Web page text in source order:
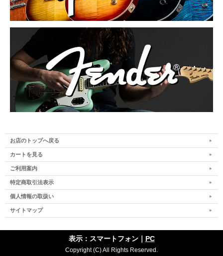
お店のトップへ戻る
カートを見る
ご利用案内
特定商取引法表示
個人情報の取扱い
サイトマップ
表示：スマートフォン｜ PC
Copyright (C) All Rights Reserved.